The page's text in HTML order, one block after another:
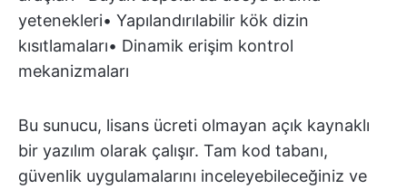
yetenekleri• Yapılandırılabilir kök dizin
kısıtlamaları• Dinamik erişim kontrol
mekanizmaları
Bu sunucu, lisans ücreti olmayan açık kaynaklı
bir yazılım olarak çalışır. Tam kod tabanı,
güvenlik uygulamalarını inceleyebileceğiniz ve